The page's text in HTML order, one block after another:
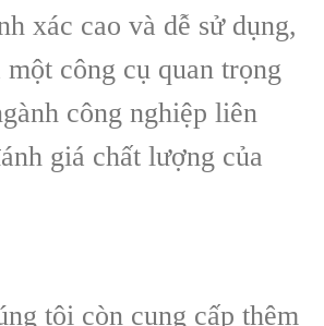
xác cao và dễ sử dụng,
công cụ quan trọng
công nghiệp liên
giá chất lượng của
tôi còn cung cấp thêm